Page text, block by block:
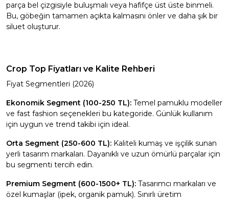
parça bel çizgisiyle buluşmalı veya hafifçe üst üste binmeli.
Bu, göbeğin tamamen açıkta kalmasını önler ve daha şık bir
siluet oluşturur.
Crop Top Fiyatları ve Kalite Rehberi
Fiyat Segmentleri (2026)
Ekonomik Segment (100-250 TL): Temel pamuklu modeller
ve fast fashion seçenekleri bu kategoride. Günlük kullanım
için uygun ve trend takibi için ideal.
Orta Segment (250-600 TL): Kaliteli kumaş ve işçilik sunan
yerli tasarım markaları. Dayanıklı ve uzun ömürlü parçalar için
bu segmenti tercih edin.
Premium Segment (600-1500+ TL): Tasarımcı markaları ve
özel kumaşlar (ipek, organik pamuk). Sınırlı üretim